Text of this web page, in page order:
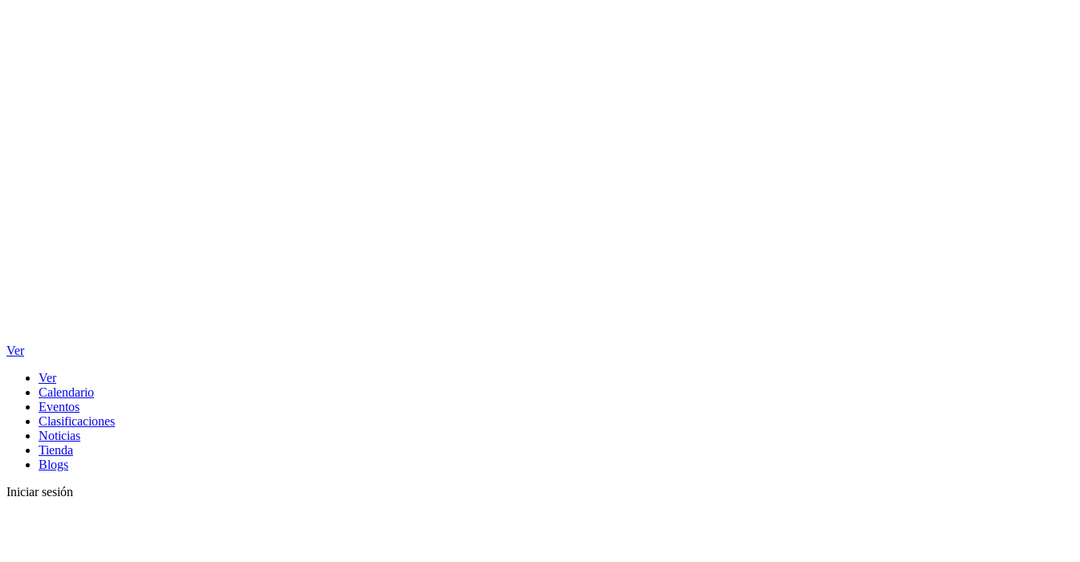
Ver
Ver
Calendario
Eventos
Clasificaciones
Noticias
Tienda
Blogs
Iniciar sesión